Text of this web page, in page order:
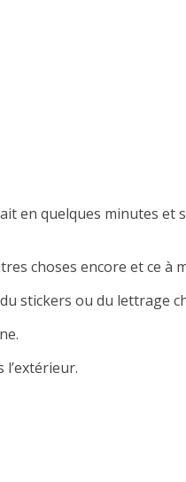
en quelques minutes et
choses encore et ce
stickers ou du lettrage
l’extérieur.